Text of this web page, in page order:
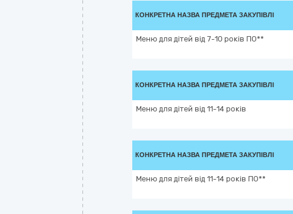
КОНКРЕТНА НАЗВА ПРЕДМЕТА ЗАКУПІВЛІ
Меню для дітей від 7-10 років ПО**
КОНКРЕТНА НАЗВА ПРЕДМЕТА ЗАКУПІВЛІ
Меню для дітей від 11-14 років
КОНКРЕТНА НАЗВА ПРЕДМЕТА ЗАКУПІВЛІ
Меню для дітей від 11-14 років ПО**